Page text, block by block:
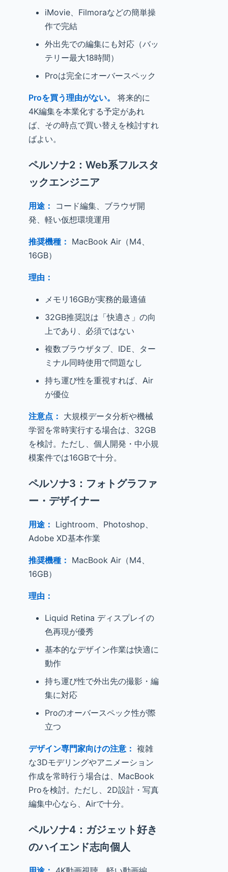
iMovie、Filmoraなどの簡単操
作で完結
外出先での編集にも対応（バッ
テリー最大18時間）
Proは完全にオーバースペック
Proを買う理由がない。
将来的に
4K編集を本業化する予定があれ
ば、その時点で買い替えを検討すれ
ばよい。
ペルソナ2：Web系フルスタ
ックエンジニア
用途：
コード編集、ブラウザ開
発、軽い仮想環境運用
推奨機種： MacBook Air（M4、
16GB）
理由：
メモリ16GBが実務的最適値
32GB推奨説は「快適さ」の向
上であり、必須ではない
複数ブラウザタブ、IDE、ター
ミナル同時使用で問題なし
持ち運び性を重視すれば、Air
が優位
注意点： 大規模データ分析や機械
学習を常時実行する場合は、32GB
を検討。ただし、個人開発・中小規
模案件では16GBで十分。
ペルソナ3：フォトグラファ
ー・デザイナー
用途： Lightroom、Photoshop、
Adobe XD基本作業
推奨機種： MacBook Air（M4、
16GB）
理由：
Liquid Retina ディスプレイの
色再現が優秀
基本的なデザイン作業は快適に
動作
持ち運び性で外出先の撮影・編
集に対応
Proのオーバースペック性が際
立つ
デザイン専門家向けの注意： 複雑
な3Dモデリングやアニメーション
作成を常時行う場合は、MacBook
Proを検討。ただし、2D設計・写真
編集中心なら、Airで十分。
ペルソナ4：ガジェット好き
のハイエンド志向個人